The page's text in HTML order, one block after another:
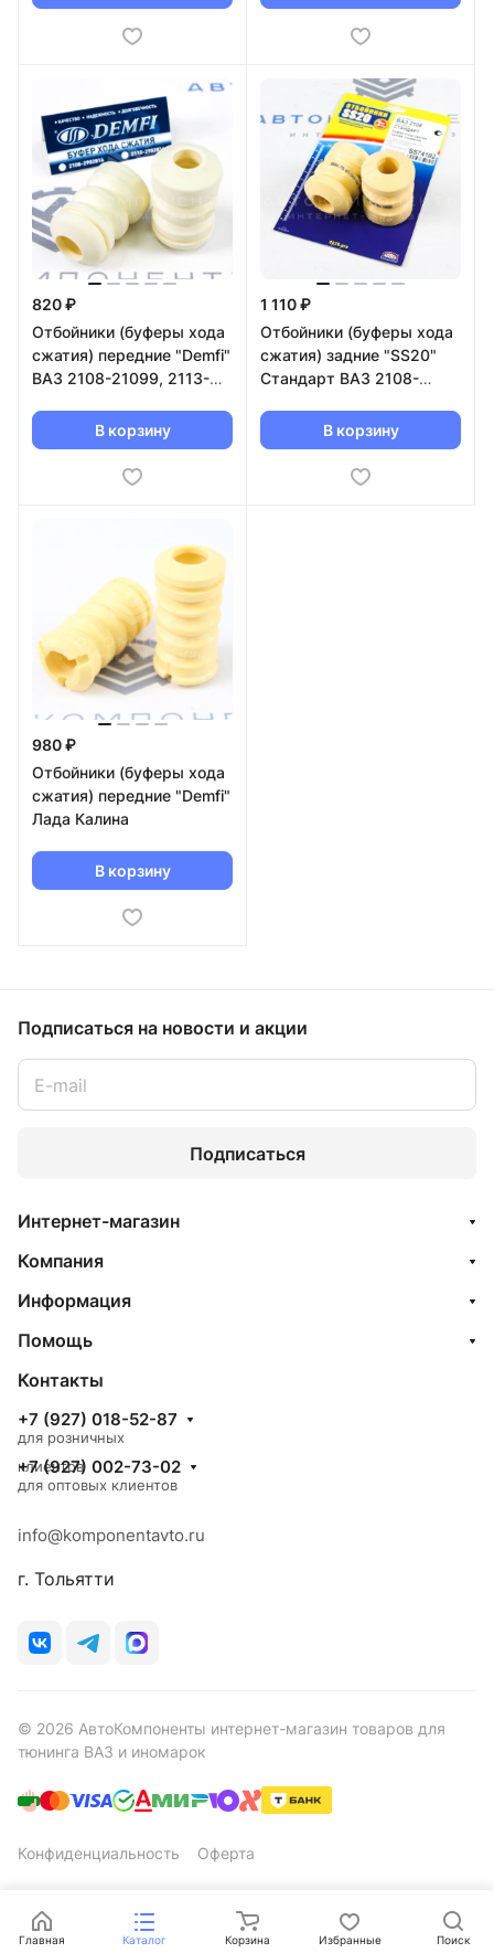
820 ₽
Отбойники (буферы хода
сжатия) передние "Demfi"
ВАЗ 2108-21099, 2113-
В корзину
1 110 ₽
Отбойники (буферы хода
сжатия) задние "SS20"
Стандарт ВАЗ 2108-
(SS74102)В корзину
980 ₽
Отбойники (буферы хода
сжатия) передние "Demfi"
Лада Калина
В корзину
Подписаться на новости и акции
Подписаться
Интернет-магазин
Компания
Информация
Помощь
Контакты
+7 (927) 018-52-87
для розничных
клиентов
+7 (927) 002-73-02
для оптовых клиентов
info@komponentavto.ru
г. Тольятти
© 2026 АвтоКомпоненты интернет-магазин товаров для
тюнинга ВАЗ и иномарок
Конфиденциальность Оферта
Главная Каталог Корзина Избранные Поиск